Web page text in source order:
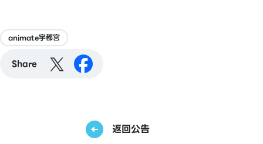
animate宇都宮
Share
返回公告